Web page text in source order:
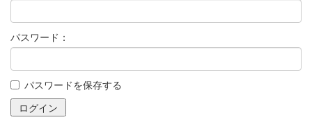
パスワード：
パスワードを保存する